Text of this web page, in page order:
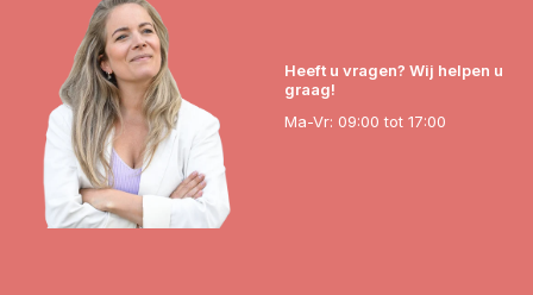
Heeft u vragen? Wij helpen u
graag!
Ma-Vr: 09:00 tot 17:00